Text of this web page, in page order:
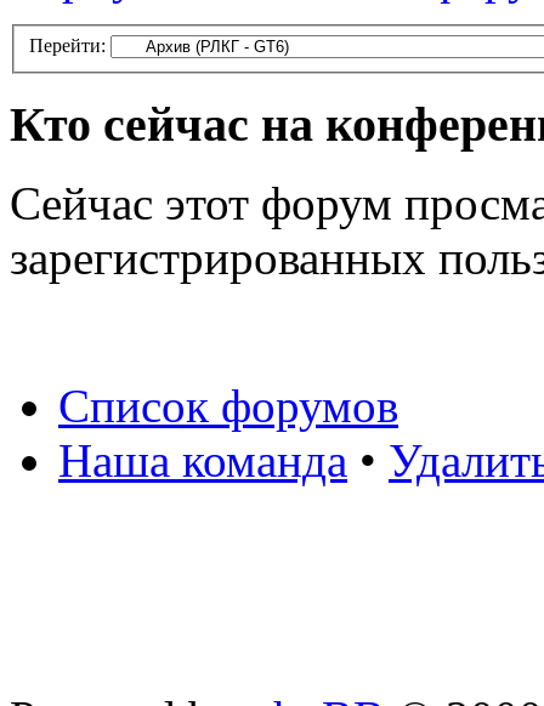
Перейти:
Кто сейчас на
Сейчас этот форум
зарегистрированных
Список форумов
Наша команда •